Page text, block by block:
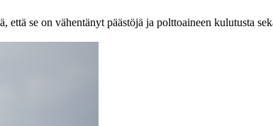
se on vähentänyt päästöjä ja polttoaineen kulutusta